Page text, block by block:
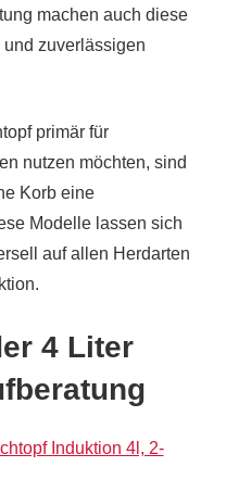
machen auch diese
zuverlässigen
primär für
nutzen möchten, sind
Korb eine
Modelle lassen sich
auf allen Herdarten
4 Liter
Induktion 4l, 2-